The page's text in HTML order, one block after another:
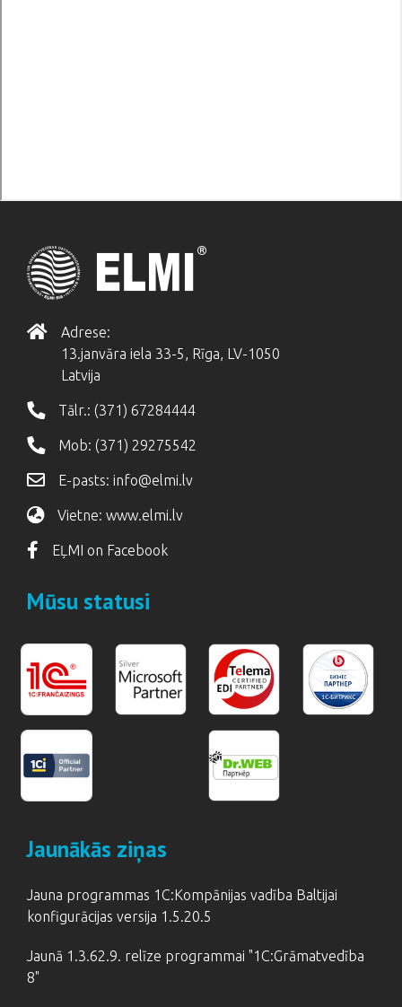
Adrese:
13.janvāra iela 33-5, Rīga, LV-1050
Latvija
Tālr.: (371) 67284444
Mob: (371) 29275542
E-pasts: info@elmi.lv
Vietne: www.elmi.lv
EĻMI on Facebook
Mūsu statusi
Jaunākās ziņas
Jauna programmas 1C:Kompānijas vadība Baltijai
konfigurācijas versija 1.5.20.5
Jaunā 1.3.62.9. relīze programmai "1C:Grāmatvedība
8"